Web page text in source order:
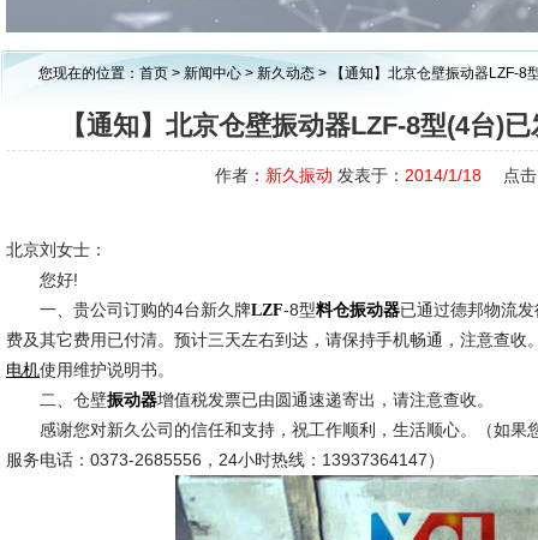
1 2
您现在的位置： 首页 > 新闻中心 > 新久动态 > 【通知】北京仓壁振动器LZF-8
【通知】北京仓壁振动器LZF-8型(4台)
作者： 新久振动 发表于： 2014/1/18 点击
北京刘女士：
您好!
一、贵公司订购的4台新久牌LZF-8型料仓振动器已通过德邦物流
费及其它费用已付清。预计三天左右到达，请保持手机畅通，注意查收
电机使用维护说明书。
二、仓壁振动器增值税发票已由圆通速递寄出，请注意查收。
感谢您对新久公司的信任和支持，祝工作顺利，生活顺心。（如果
服务电话：0373-2685556，24小时热线：13937364147）